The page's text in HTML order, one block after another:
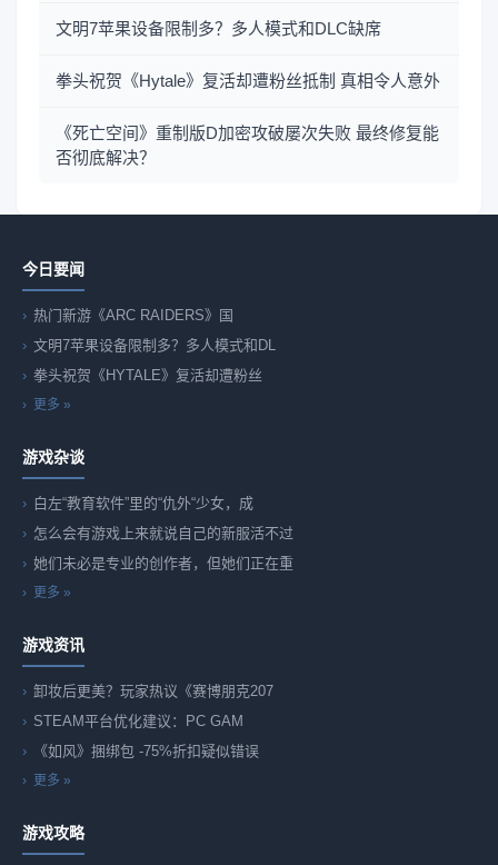
文明7苹果设备限制多？多人模式和DLC缺席
拳头祝贺《Hytale》复活却遭粉丝抵制 真相令人意外
《死亡空间》重制版D加密攻破屡次失败 最终修复能
否彻底解决？
今日要闻
热门新游《ARC RAIDERS》国
文明7苹果设备限制多？多人模式和DL
拳头祝贺《HYTALE》复活却遭粉丝
更多 »
游戏杂谈
白左“教育软件”里的“仇外“少女，成
怎么会有游戏上来就说自己的新服活不过
她们未必是专业的创作者，但她们正在重
更多 »
游戏资讯
卸妆后更美？玩家热议《赛博朋克207
STEAM平台优化建议：PC GAM
《如风》捆绑包 -75%折扣疑似错误
更多 »
游戏攻略